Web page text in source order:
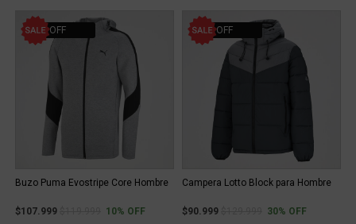
10% OFF
Buzo Puma Evostripe Core Hombre
$107.999 Price reduced from
to10% OFF
30% OFF
Campera Lotto Block para Hombre
$90.999 Price reduced from
to30% OFF